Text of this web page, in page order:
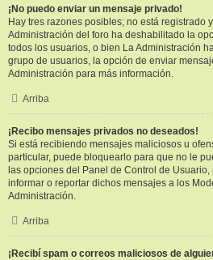
¡No puedo enviar un mensaje privado!
Hay tres razones posibles; no está registrado
Administración del foro ha deshabilitado la
todos los usuarios, o bien La Administración
grupo de usuarios, la opción de enviar
Administración para más información.
Arriba
¡Recibo mensajes privados no deseados!
Si está recibiendo mensajes maliciosos u
particular, puede bloquearlo para que no le
las opciones del Panel de Control de
informar o reportar dichos mensajes a los
Administración.
Arriba
¡Recibí spam o correos maliciosos de